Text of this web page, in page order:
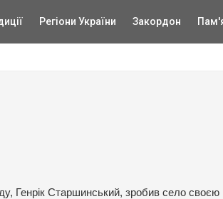
Регіони України Закордон
Генрік Старшинський, зробив село своєю